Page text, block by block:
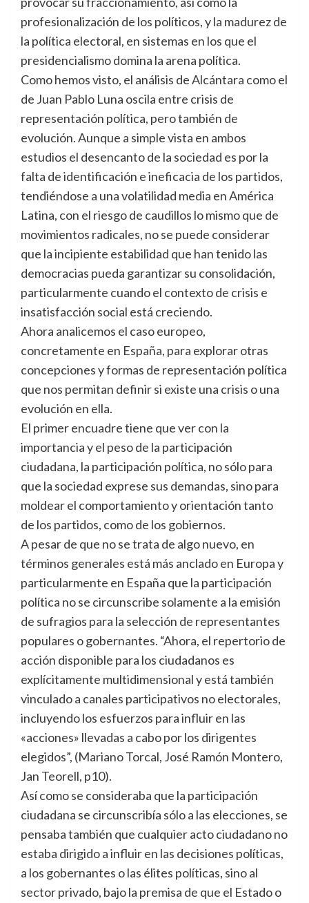
profesionalización de los políticos, y la madurez de
la política electoral, en sistemas en los que el
presidencialismo domina la arena política.
Como hemos visto, el análisis de Alcántara como el
de Juan Pablo Luna oscila entre crisis de
representación política, pero también de
evolución. Aunque a simple vista en ambos
estudios el desencanto de la sociedad es por la
falta de identificación e ineficacia de los partidos,
tendiéndose a una volatilidad media en América
Latina, con el riesgo de caudillos lo mismo que de
movimientos radicales, no se puede considerar
que la incipiente estabilidad que han tenido las
democracias pueda garantizar su consolidación,
particularmente cuando el contexto de crisis e
insatisfacción social está creciendo.
Ahora analicemos el caso europeo,
concretamente en España, para explorar otras
concepciones y formas de representación política
que nos permitan definir si existe una crisis o una
evolución en ella.
El primer encuadre tiene que ver con la
importancia y el peso de la participación
ciudadana, la participación política, no sólo para
que la sociedad exprese sus demandas, sino para
moldear el comportamiento y orientación tanto
de los partidos, como de los gobiernos.
A pesar de que no se trata de algo nuevo, en
términos generales está más anclado en Europa y
particularmente en España que la participación
política no se circunscribe solamente a la emisión
de sufragios para la selección de representantes
populares o gobernantes. “Ahora, el repertorio de
acción disponible para los ciudadanos es
explícitamente multidimensional y está también
vinculado a canales participativos no electorales,
incluyendo los esfuerzos para influir en las
«acciones» llevadas a cabo por los dirigentes
elegidos”, (Mariano Torcal, José Ramón Montero,
Jan Teorell, p10).
Así como se consideraba que la participación
ciudadana se circunscribía sólo a las elecciones, se
pensaba también que cualquier acto ciudadano no
estaba dirigido a influir en las decisiones políticas,
a los gobernantes o las élites políticas, sino al
sector privado, bajo la premisa de que el Estado o